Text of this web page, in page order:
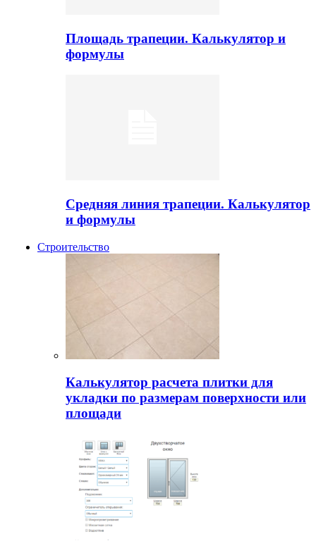
Площадь трапеции. Калькулятор и
формулы
Средняя линия трапеции. Калькулятор
и формулы
Строительство
Калькулятор расчета плитки для
укладки по размерам поверхности или
площади